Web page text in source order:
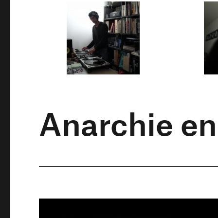
Anarchie